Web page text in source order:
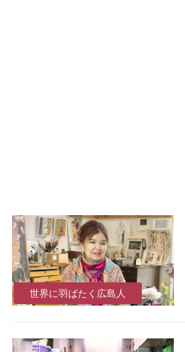
世界に羽ばたく広島人